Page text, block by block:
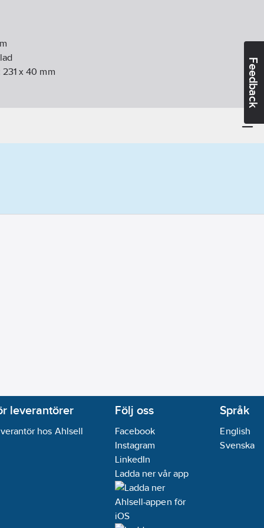
Feedback
x 40 mm
leverantörer
hos Ahlsell
Följ oss
Facebook
Instagram
LinkedIn
Ladda ner vår app
Språk
English
Svenska